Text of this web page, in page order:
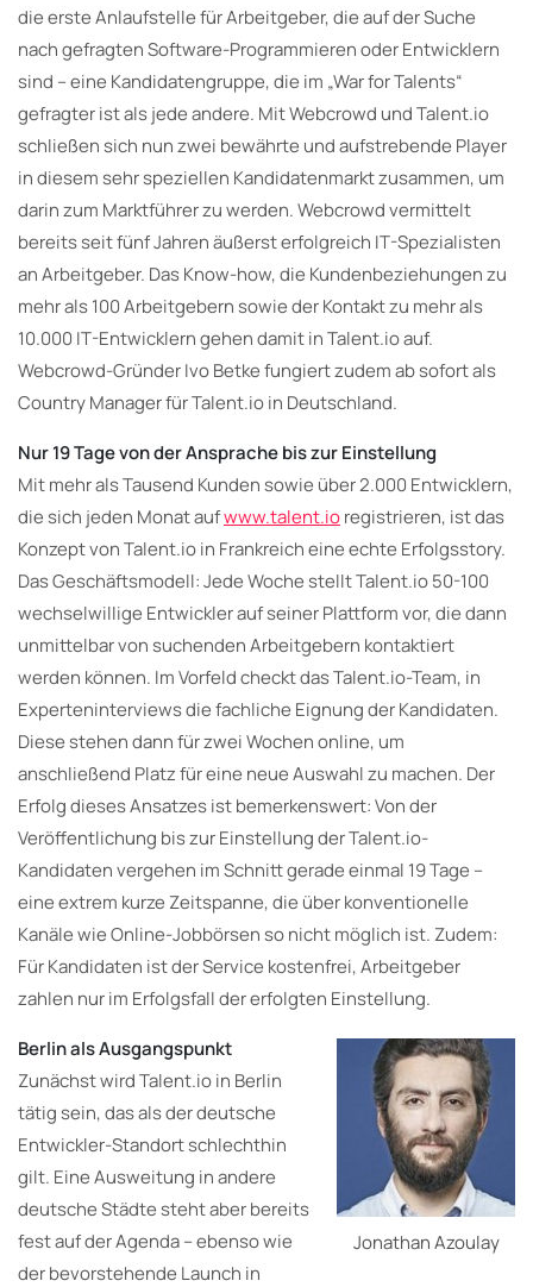
die erste Anlaufstelle für Arbeitgeber, die auf der Suche
nach gefragten Software-Programmieren oder Entwicklern
sind – eine Kandidatengruppe, die im „War for Talents“
gefragter ist als jede andere. Mit Webcrowd und Talent.io
schließen sich nun zwei bewährte und aufstrebende Player
in diesem sehr speziellen Kandidatenmarkt zusammen, um
darin zum Marktführer zu werden. Webcrowd vermittelt
bereits seit fünf Jahren äußerst erfolgreich IT-Spezialisten
an Arbeitgeber. Das Know-how, die Kundenbeziehungen zu
mehr als 100 Arbeitgebern sowie der Kontakt zu mehr als
10.000 IT-Entwicklern gehen damit in Talent.io auf.
Webcrowd-Gründer Ivo Betke fungiert zudem ab sofort als
Country Manager für Talent.io in Deutschland.
Nur 19 Tage von der Ansprache bis zur Einstellung
Mit mehr als Tausend Kunden sowie über 2.000 Entwicklern,
die sich jeden Monat aufwww.talent.ioregistrieren, ist das
Konzept von Talent.io in Frankreich eine echte Erfolgsstory.
Das Geschäftsmodell: Jede Woche stellt Talent.io 50-100
wechselwillige Entwickler auf seiner Plattform vor, die dann
unmittelbar von suchenden Arbeitgebern kontaktiert
werden können. Im Vorfeld checkt das Talent.io-Team, in
Experteninterviews die fachliche Eignung der Kandidaten.
Diese stehen dann für zwei Wochen online, um
anschließend Platz für eine neue Auswahl zu machen. Der
Erfolg dieses Ansatzes ist bemerkenswert: Von der
Veröffentlichung bis zur Einstellung der Talent.io-
Kandidaten vergehen im Schnitt gerade einmal 19 Tage –
eine extrem kurze Zeitspanne, die über konventionelle
Kanäle wie Online-Jobbörsen so nicht möglich ist. Zudem:
Für Kandidaten ist der Service kostenfrei, Arbeitgeber
zahlen nur im Erfolgsfall der erfolgten Einstellung.
Jonathan Azoulay
Berlin als Ausgangspunkt
Zunächst wird Talent.io in Berlin
tätig sein, das als der deutsche
Entwickler-Standort schlechthin
gilt. Eine Ausweitung in andere
deutsche Städte steht aber bereits
fest auf der Agenda – ebenso wie
der bevorstehende Launch in